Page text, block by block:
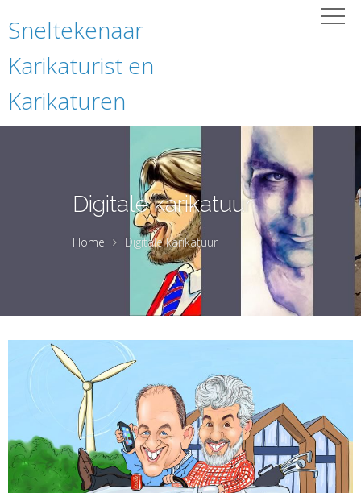
Sneltekenaar
Karikaturist en
Karikaturen
Digitale karikatuur
Home Digitale karikatuur